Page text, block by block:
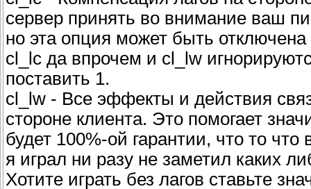
сервер принять во внимание ваш
но эта опция может быть
cl_lc да впрочем и cl_lw
поставить 1.
cl_lw - Все эффекты и действия
стороне клиента. Это помогает
будет 100%-ой гарантии, что то
я играл ни разу не заметил каких
Хотите играть без лагов ставьте